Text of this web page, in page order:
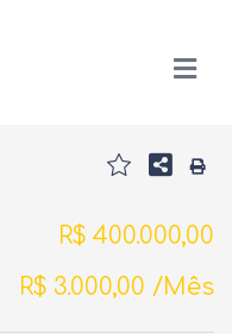
R$ 400.000,00
R$ 3.000,00 /Mês